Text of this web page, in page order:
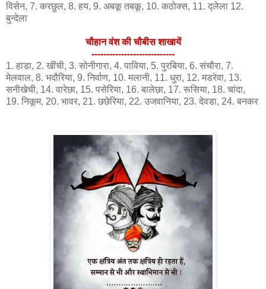
विसेन, 7. करछुल, 8. हय, 9. अबकू तबकू, 10. कठोक्स, 11. द्लेला 12.
बुन्देला
चौहान वंश की चौबीस शाखायें
----------------------------
1. हाडा, 2. खींची, 3. सोनीगारा, 4. पाविया, 5. पुरबिया, 6. संचौरा, 7.
मेलवाल, 8. भदौरिया, 9. निर्वाण, 10. मलानी, 11. धुरा, 12. मडरेवा, 13.
सनीखेची, 14. वारेछा, 15. पसेरिया, 16. बालेछा, 17. रूसिया, 18. चांदा,
19. निकूम, 20. भावर, 21. छछेरिया, 22. उजवानिया, 23. देवडा, 24. बनकर